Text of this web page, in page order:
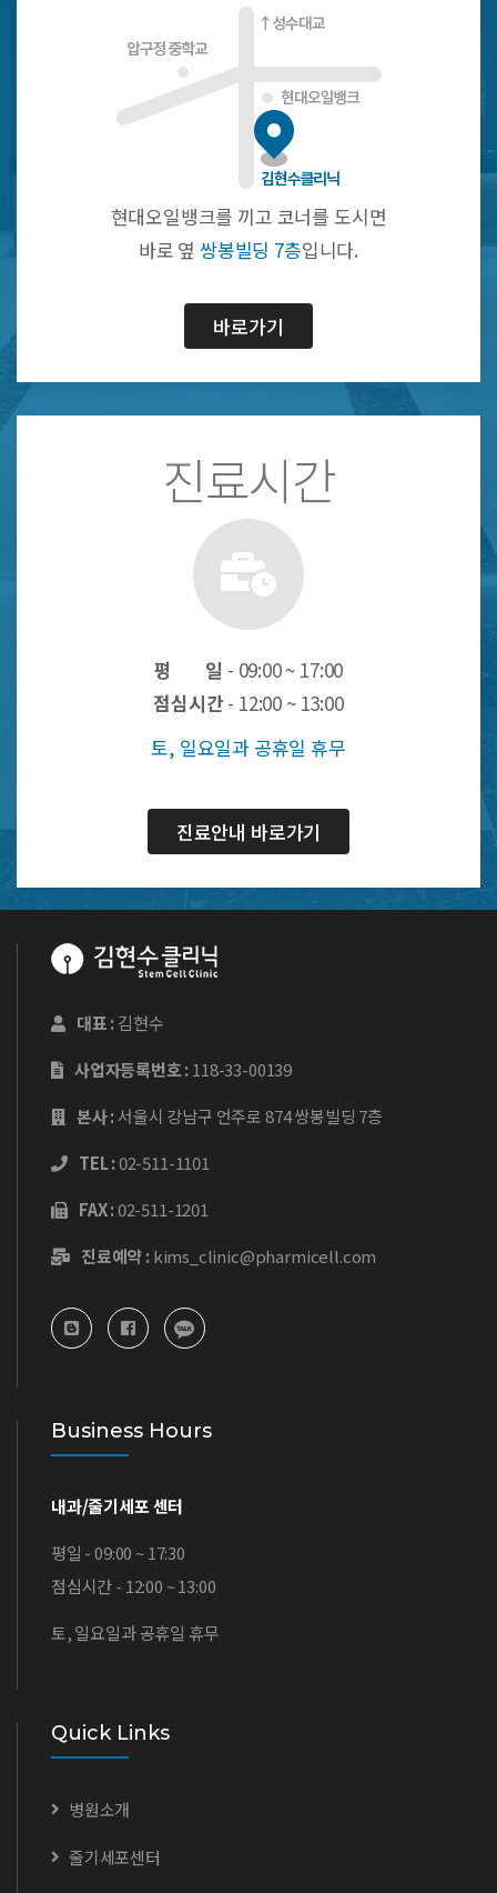
현대오일뱅크를 끼고 코너를 도시면
바로 옆 쌍봉빌딩 7층입니다.
바로가기
진료시간
평 일 - 09:00 ~ 17:00
점심시간 - 12:00 ~ 13:00
토, 일요일과 공휴일 휴무
진료안내 바로가기
대표 :김현수
사업자등록번호 :118-33-00139
본사 :서울시 강남구 언주로 874 쌍봉빌딩 7층
TEL :02-511-1101
FAX :02-511-1201
진료예약 :kims_clinic@pharmicell.com
Business Hours
내과/줄기세포 센터
평일 - 09:00 ~ 17:30
점심시간 - 12:00 ~ 13:00
토, 일요일과 공휴일 휴무
Quick Links
병원소개
줄기세포센터